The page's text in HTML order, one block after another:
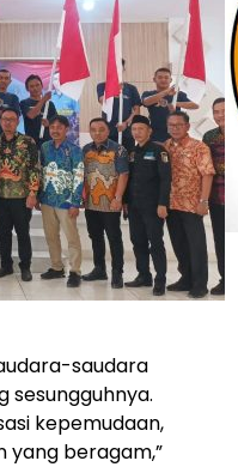
saudara
sesungguhnya.
kepemudaan,
yang beragam,”